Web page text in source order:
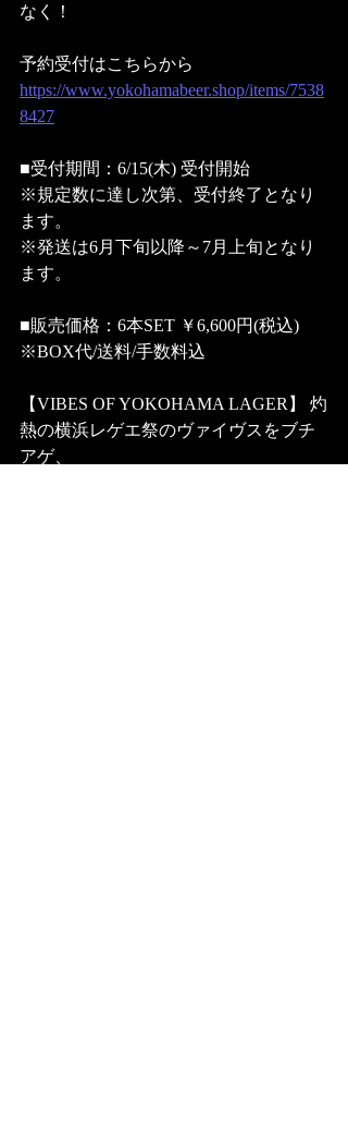
なく！
予約受付はこちらから
https://www.yokohamabeer.shop/items/7538
8427
■受付期間：6/15(木) 受付開始
※規定数に達し次第、受付終了となり
ます。
※発送は6月下旬以降～7月上旬となり
ます。
■販売価格：6本SET ￥6,600円(税込)
※BOX代/送料/手数料込
【VIBES OF YOKOHAMA LAGER】 灼
熱の横浜レゲエ祭のヴァイヴスをブチ
アゲ、